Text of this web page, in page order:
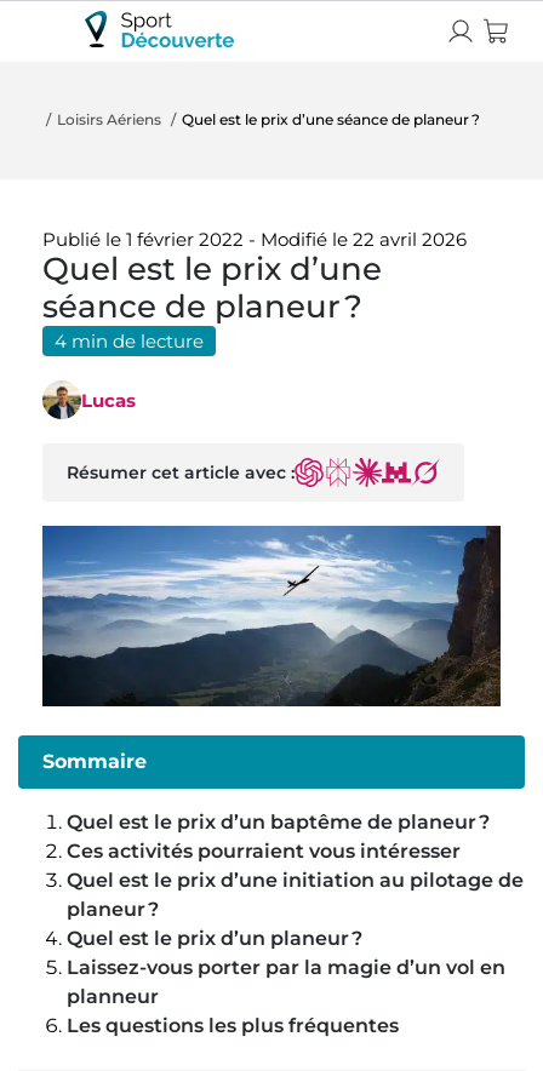
Loisirs Aériens Quel est le prix d’une séance de planeur ?
Publié le 1 février 2022 - Modifié le 22 avril 2026
Quel est le prix d’une
séance de planeur ?
4 min de lecture
Lucas
Résumer cet article avec :ChatGPT
Perplexity
ClaudeMistral
Grok
Sommaire
Quel est le prix d’un baptême de planeur ?
Ces activités pourraient vous intéresser
Quel est le prix d’une initiation au pilotage de
planeur ?
Quel est le prix d’un planeur ?
Laissez-vous porter par la magie d’un vol en
planneur
Les questions les plus fréquentes